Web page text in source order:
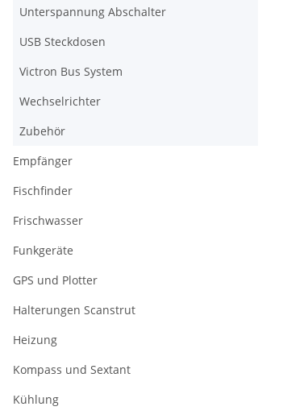
Unterspannung Abschalter
USB Steckdosen
Victron Bus System
Wechselrichter
Zubehör
Empfänger
Fischfinder
Frischwasser
Funkgeräte
GPS und Plotter
Halterungen Scanstrut
Heizung
Kompass und Sextant
Kühlung